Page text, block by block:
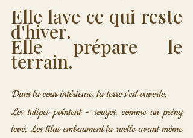
Elle lave ce qui reste
d'hiver.
Elle prépare le
terrain.
Dans la cour intérieure, la terre s'est ouverte.
Les tulipes pointent - rouges, comme un poing
levé. Les lilas embaument la ruelle avant même